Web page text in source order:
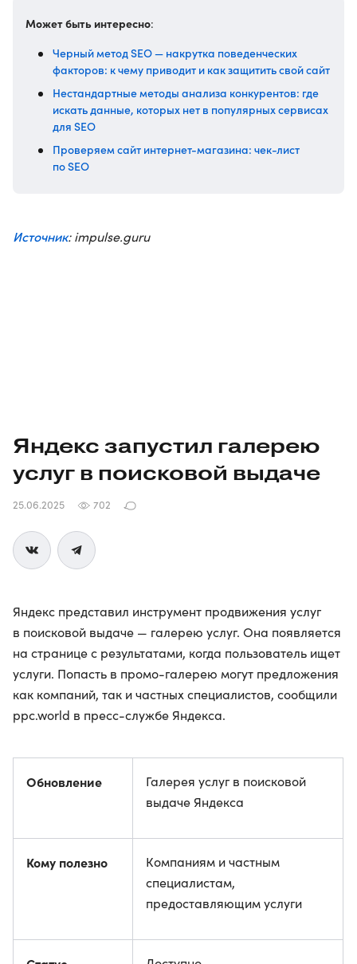
Может быть интересно:
Черный метод SEO — накрутка поведенческих
факторов: к чему приводит и как защитить свой сайт
Нестандартные методы анализа конкурентов: где
искать данные, которых нет в популярных сервисах
для SEO
Проверяем сайт интернет-магазина: чек-лист
по SEO
Источник: impulse.guru
Яндекс запустил галерею
услуг в поисковой выдаче
25.06.2025 702
Яндекс представил инструмент продвижения услуг
в поисковой выдаче — галерею услуг. Она появляется
на странице с результатами, когда пользователь ищет
услуги. Попасть в промо-галерею могут предложения
как компаний, так и частных специалистов, сообщили
ppc.world в пресс-службе Яндекса.
Обновление
Галерея услуг в поисковой
выдаче Яндекса
Кому полезно
Компаниям и частным
специалистам,
предоставляющим услуги